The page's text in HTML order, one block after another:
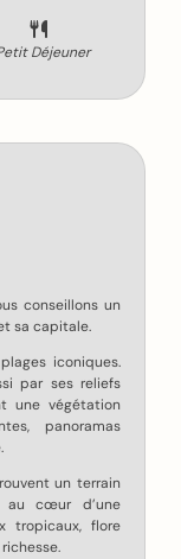
Déjeuner
conseillons un
sa capitale.
iconiques.
par ses reliefs
une végétation
panoramas
un terrain
au cœur d’une
tropicaux, flore